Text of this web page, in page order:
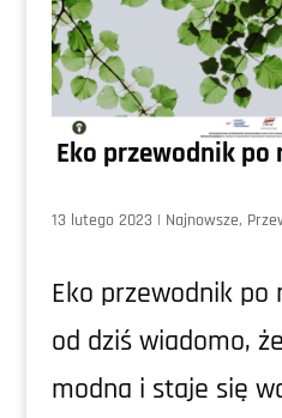
Eko przewodnik po
13 lutego 2023 | Najnowsze,
Eko przewodnik po
od dziś wiadomo,
modna i staje się